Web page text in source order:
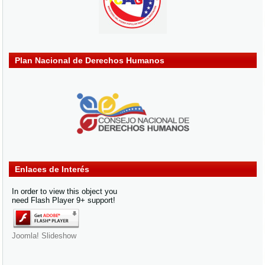
Plan Nacional de Derechos Humanos
Enlaces de Interés
In order to view this object you
need Flash Player 9+ support!
Joomla! Slideshow